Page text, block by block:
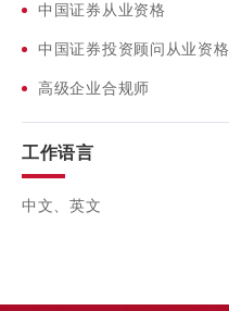
中国证券从业资格
中国证券投资顾问从业资格
高级企业合规师
工作语言
中文、英文